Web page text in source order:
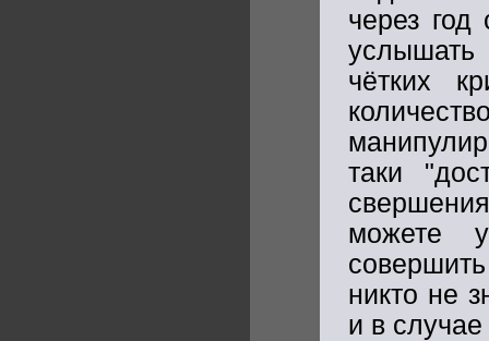
через год
чётких
таки
можете
никто не
и в